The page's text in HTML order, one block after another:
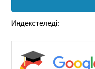
Индекстеледі: